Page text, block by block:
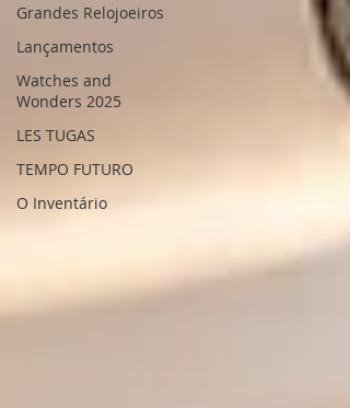
Grandes Relojoeiros
Lançamentos
Watches and
Wonders 2025
LES TUGAS
TEMPO FUTURO
O Inventário